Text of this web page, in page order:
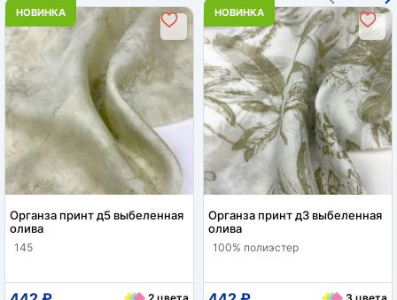
НОВИНКА
Органза принт д5 выбеленная
олива
145
НОВИНКА
Органза принт д3 выбеленная
олива
100% полиэстер